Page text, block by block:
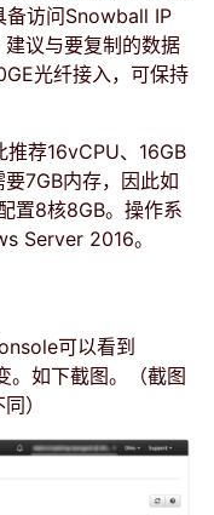
备访问Snowball IP
议与要复制的数据
光纤接入，可保持
荐16vCPU、16GB
7GB内存，因此如
置8核8GB。操作系
Server 2016。
可以看到
。如下截图。（截图
）